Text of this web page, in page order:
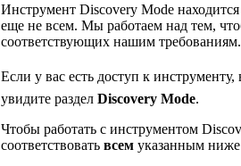
Инструмент Discovery Mode
еще не всем. Мы работаем над тем,
соответствующих нашим требованиям.
Если у вас есть доступ к
увидите раздел Discovery Mode.
Чтобы работать с инструментом
соответствовать всем указанным